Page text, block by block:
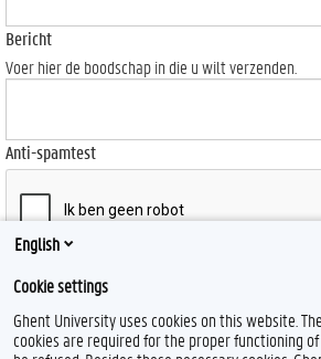
Bericht
Voer hier de boodschap in die u wilt verzenden.
Anti-spamtest
Send
English
Cookie settings
Ghent University uses cookies on this website.
cookies are required for the proper functioning